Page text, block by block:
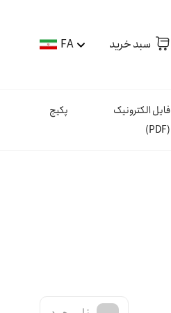
سبد خرید FA
فایل الکترونیک
(PDF)
پکیج